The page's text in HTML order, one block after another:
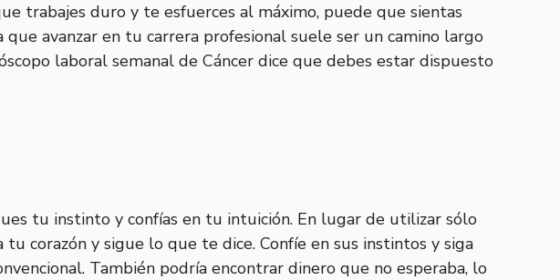
trabajes duro y te esfuerces al máximo, puede que sientas
avanzar en tu carrera profesional suele ser un camino largo
laboral semanal de Cáncer dice que debes estar dispuesto
tu instinto y confías en tu intuición. En lugar de utilizar sólo
corazón y sigue lo que te dice. Confíe en sus instintos y siga
También podría encontrar dinero que no esperaba, lo